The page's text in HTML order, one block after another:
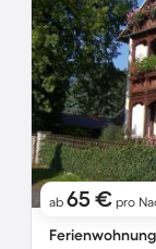
ab 65 € pro
Ferienwohnung